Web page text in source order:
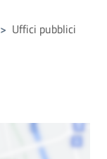
> Uffici pubblici